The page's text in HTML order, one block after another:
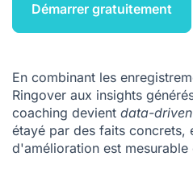
Démarrer gratuitement
En combinant les
Ringover aux insights
coaching devient data-driven
étayé par des faits concrets,
d'amélioration est mesurable